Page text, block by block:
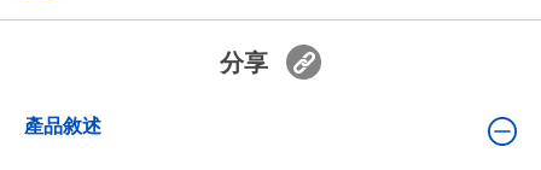
電池
分享
產品敘述